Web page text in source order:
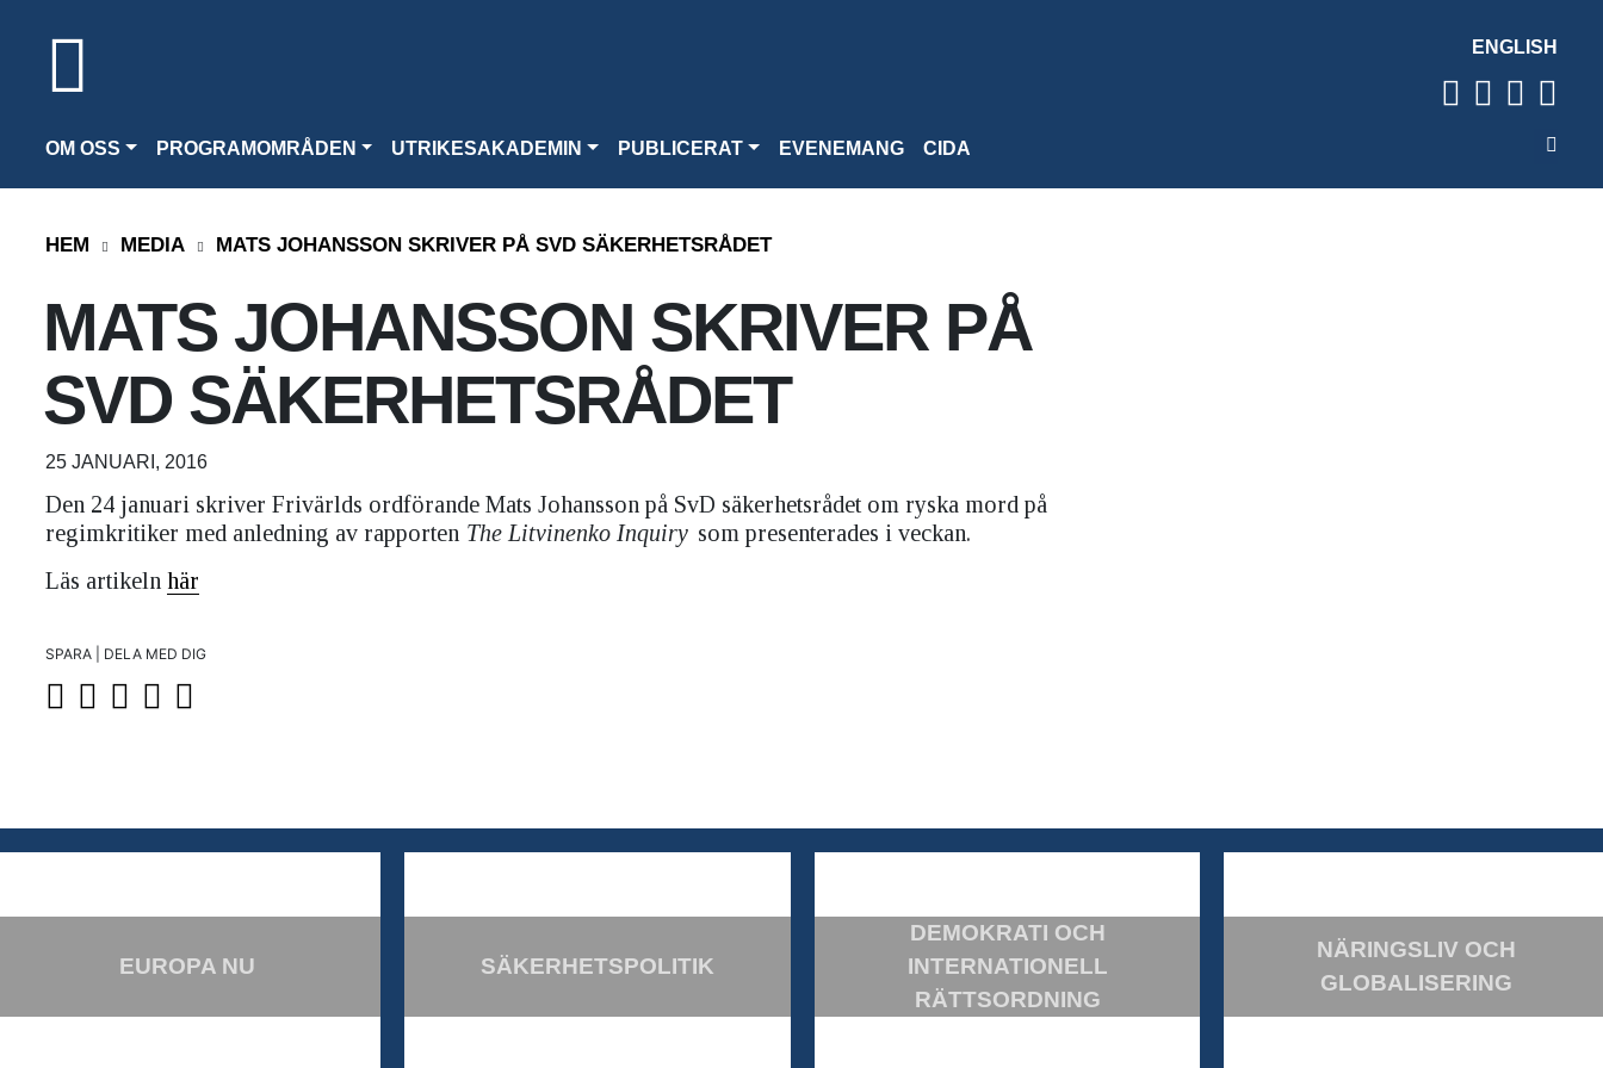
ENGLISH
OM OSS PROGRAMOMRÅDEN UTRIKESAKADEMIN PUBLICERAT EVENEMANG CIDA
HEM MEDIA MATS JOHANSSON SKRIVER PÅ SVD SÄKERHETSRÅDET
MATS JOHANSSON SKRIVER PÅ
SVD SÄKERHETSRÅDET
25 JANUARI, 2016
Den 24 januari skriver Frivärlds ordförande Mats Johansson på SvD säkerhetsrådet om ryska mord på
regimkritiker med anledning av rapporten The Litvinenko Inquiry som presenterades i veckan.
Läs artikeln här
SPARA | DELA MED DIG
EUROPA NU SÄKERHETSPOLITIK
DEMOKRATI OCH
INTERNATIONELL
RÄTTSORDNING
NÄRINGSLIV OCH
GLOBALISERING